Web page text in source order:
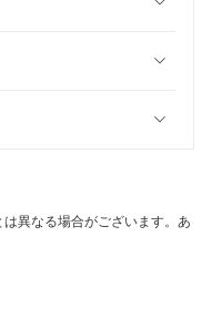
異なる場合がございます。あ